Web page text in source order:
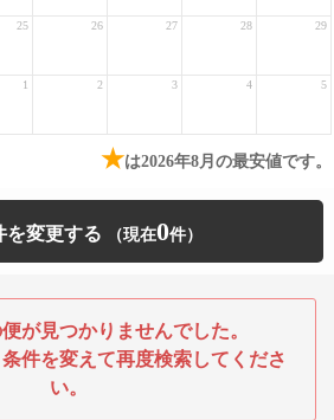
25 26 27 28 29
1 2 3 4 5
★は2026年8月の最安値です。
を変更する 0
が見つかりませんでした。
件を変えて再度検索してくださ
い。